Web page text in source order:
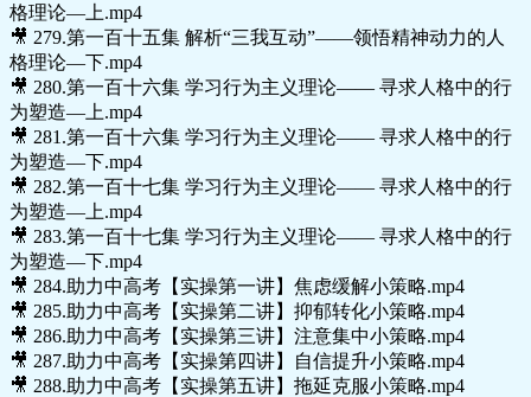
格理论—上.mp4
🎥 279.第一百十五集 解析“三我互动”——领悟精神动力的人
格理论—下.mp4
🎥 280.第一百十六集 学习行为主义理论—— 寻求人格中的行
为塑造—上.mp4
🎥 281.第一百十六集 学习行为主义理论—— 寻求人格中的行
为塑造—下.mp4
🎥 282.第一百十七集 学习行为主义理论—— 寻求人格中的行
为塑造—上.mp4
🎥 283.第一百十七集 学习行为主义理论—— 寻求人格中的行
为塑造—下.mp4
🎥 284.助力中高考【实操第一讲】焦虑缓解小策略.mp4
🎥 285.助力中高考【实操第二讲】抑郁转化小策略.mp4
🎥 286.助力中高考【实操第三讲】注意集中小策略.mp4
🎥 287.助力中高考【实操第四讲】自信提升小策略.mp4
🎥 288.助力中高考【实操第五讲】拖延克服小策略.mp4